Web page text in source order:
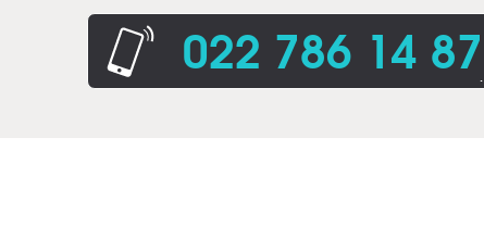
022 786 14 87.